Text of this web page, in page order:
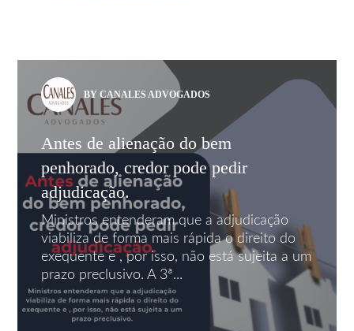
BY CANALES ADVOGADOS
Antes de alienação do bem
penhorado, credor pode pedir
adjudicação.
Ministros entenderam que a adjudicação
viabiliza de forma mais rápida o direito do
exequente e , por isso, não está sujeita a um
prazo preclusivo. A 3ª...